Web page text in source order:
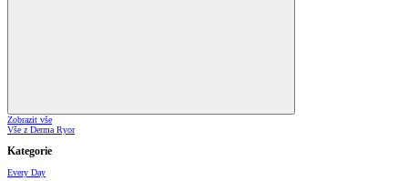
Zobrazit vše
Vše z Derma Ryor
Kategorie
Every Day